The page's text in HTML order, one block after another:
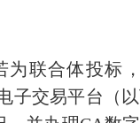
为联合体投标
子交易平台 （